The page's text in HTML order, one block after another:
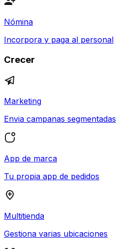
Nómina
Incorpora y paga al personal
Crecer
Marketing
Envia campanas segmentadas
App de marca
Tu propia app de pedidos
Multitienda
Gestiona varias ubicaciones